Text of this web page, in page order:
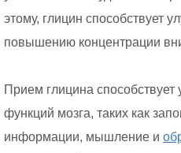
этому, глицин способствует
повышению концентрации
Прием глицина
функций мозга, таких как
информации, мышление и